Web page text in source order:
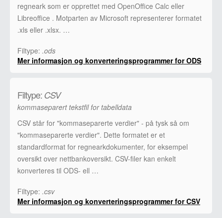
regneark som er opprettet med OpenOffice Calc eller
Libreoffice . Motparten av Microsoft representerer formatet
.xls eller .xlsx. …
Filtype: .ods
Mer informasjon og konverteringsprogrammer for ODS
Filtype: CSV
kommaseparert tekstfil for tabelldata
CSV står for "kommaseparerte verdier" - på tysk så om
"kommaseparerte verdier". Dette formatet er et
standardformat for regnearkdokumenter, for eksempel
oversikt over nettbankoversikt. CSV-filer kan enkelt
konverteres til ODS- ell …
Filtype: .csv
Mer informasjon og konverteringsprogrammer for CSV